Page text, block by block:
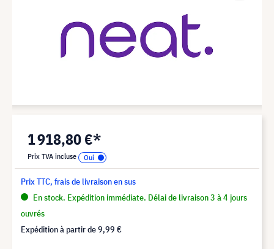
1 918,80 €*
Prix TVA incluse
Prix TTC, frais de livraison en sus
En stock. Expédition immédiate. Délai de livraison 3 à 4 jours
ouvrés
Expédition à partir de9,99 €